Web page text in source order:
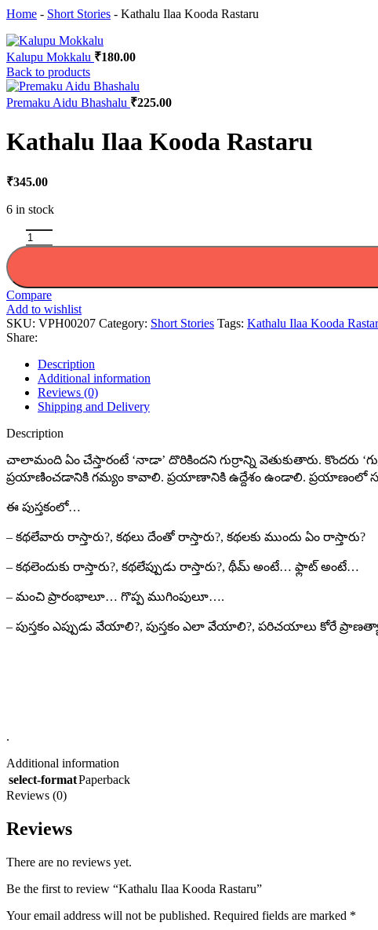
Home - Short Stories - Kathalu Ilaa Kooda Rastaru
Kalupu Mokkalu ₹180.00
Back to products
Premaku Aidu Bhashalu ₹225.00
Kathalu Ilaa Kooda Rastaru
₹345.00
6 in stock
Compare
Add to wishlist
SKU: VPH00207 Category: Short Stories Tags: Kathalu Ilaa Kooda
Share:
Description
Additional information
Reviews (0)
Shipping and Delivery
Description
చాలామంది ఏం చేస్తారంటే ‘నాడా’ దొరికిందని గుర్రాన్ని వెతుకుతారు. కొందరు
ప్రయాణించడానికి గమ్యం కావాలి. ప్రయాణానికి ఉద్దేశం ఉండాలి. ప్రయాణంలో
ఈ పుస్తకంలో…
– కథలేవారు రాస్తారు?, కథలు దేంతో రాస్తారు?, కథలకు ముందు ఏం రాస్తారు?
– కథలెందుకు రాస్తారు?, కథలేప్పుడు రాస్తారు?, థీమ్ అంటే… ఫ్లాట్ అంటే…
– మంచి ప్రారంభాలూ… గొప్ప ముగింపులూ….
– పుస్తకం ఎప్పుడు వేయాలి?, పుస్తకం ఎలా వేయాలి?, పరిచయాలు కోరే
.
Additional information
select-formatPaperback
Reviews (0)
Reviews
There are no reviews yet.
Be the first to review “Kathalu Ilaa Kooda Rastaru”
Your email address will not be published. Required fields are marked *